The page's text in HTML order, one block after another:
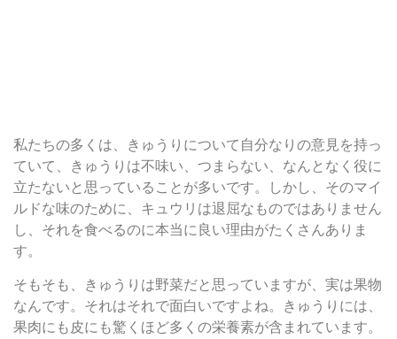
私たちの多くは、きゅうりについて自分なりの意見を持っ
ていて、きゅうりは不味い、つまらない、なんとなく役に
立たないと思っていることが多いです。しかし、そのマイ
ルドな味のために、キュウリは退屈なものではありません
し、それを食べるのに本当に良い理由がたくさんありま
す。
そもそも、きゅうりは野菜だと思っていますが、実は果物
なんです。それはそれで面白いですよね。きゅうりには、
果肉にも皮にも驚くほど多くの栄養素が含まれています。